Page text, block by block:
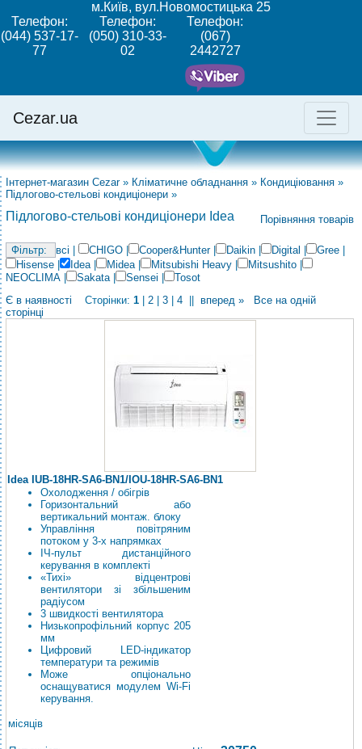
м.Київ, вул.Новомостицька 25
Телефон:
(044) 537-17-
77
Телефон:
(050) 310-33-
02
Телефон:
(067)
2442727
Cezar.ua
Інтернет-магазин Cezar » Кліматичне обладнання » Кондиціювання »
Підлогово-стельові кондиціонери »
Підлогово-стельові кондиціонери Idea Порівняння товарів
всі CHIGO Cooper&Hunter| Daikin Digital Gree
Hisense
Idea| Midea| Mitsubishi Heavy Mitsushito
NEOCLIMA
Sakata| Sensei
Tosot
Є в наявності Сторінки: 1 2 3 4 вперед »
Все на одній
сторінці
Idea IUB-18HR-SA6-BN1/IOU-18HR-SA6-BN1
Охолодження / обігрів
Горизонтальний або
вертикальний монтаж. блоку
Управління повітряним
потоком у 3-х напрямках
ІЧ-пульт дистанційного
керування в комплекті
«Тихі» відцентрові
вентилятори зі збільшеним
радіусом
3 швидкості вентилятора
Низькопрофільний корпус 205
мм
Цифровий LED-індикатор
температури та режимів
Може опціонально
оснащуватися модулем Wi-Fi
керування.
місяців